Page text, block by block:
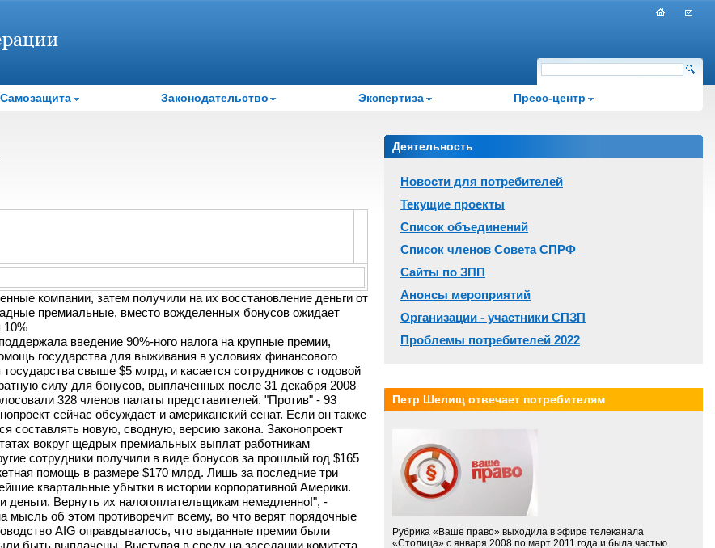
Самозащита Законодательство Экспертиза Пресс-центр
компании, затем получили на их восстановление деньги от
премиальные, вместо вожделенных бонусов ожидает
10%
введение 90%-ного налога на крупные премии,
государства для выживания в условиях финансового
свыше $5 млрд, и касается сотрудников с годовой
силу для бонусов, выплаченных после 31 декабря 2008
328 членов палаты представителей. "Против" - 93
сейчас обсуждает и американский сенат. Если он также
составлять новую, сводную, версию закона. Законопроект
вокруг щедрых премиальных выплат работникам
сотрудники получили в виде бонусов за прошлый год $165
помощь в размере $170 млрд. Лишь за последние три
квартальные убытки в истории корпоративной Америки.
Вернуть их налогоплательщикам немедленно!", -
об этом противоречит всему, во что верят порядочные
AIG оправдывалось, что выданные премии были
быть выплачены. Выступая в среду на заседании комитета
Деятельность
Новости для потребителей
Текущие проекты
Список объединений
Список членов Совета СПРФ
Сайты по ЗПП
Анонсы мероприятий
Организации - участники СПЗП
Проблемы потребителей 2022
Петр Шелищ отвечает потребителям
Рубрика «Ваше право» выходила в эфире телеканала
«Столица» с января 2008 по март 2011 года и была частью